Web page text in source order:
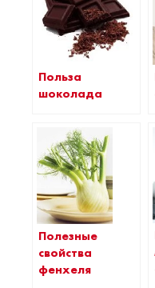
Польза
шоколада
Полезные
свойства
фенхеля